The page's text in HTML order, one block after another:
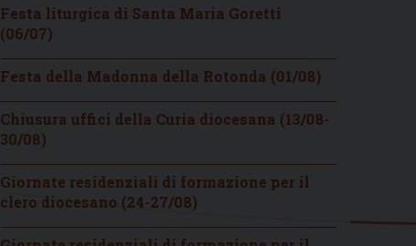
Festa liturgica di Santa Maria Goretti
(06/07)
Festa della Madonna della Rotonda (01/08)
Chiusura uffici della Curia diocesana (13/08-
30/08)
Giornate residenziali di formazione per il
clero diocesano (24-27/08)